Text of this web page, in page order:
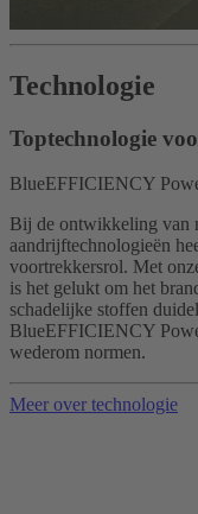
Technologie
Toptechnologie
BlueEFFICIENCY
Bij de ontwikkeling van
aandrijftechnologieën
voortrekkersrol. Met
is het gelukt om het
schadelijke stoffen
BlueEFFICIENCY
wederom normen.
Meer over technologie